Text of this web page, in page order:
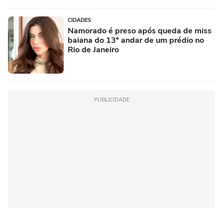
CIDADES
Namorado é preso após queda de miss
baiana do 13º andar de um prédio no
Rio de Janeiro
PUBLICIDADE